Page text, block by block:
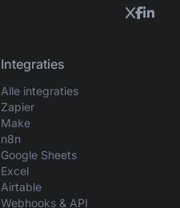
Integraties
Alle integraties
Zapier
Make
n8n
Google Sheets
Excel
Airtable
Webhooks & API